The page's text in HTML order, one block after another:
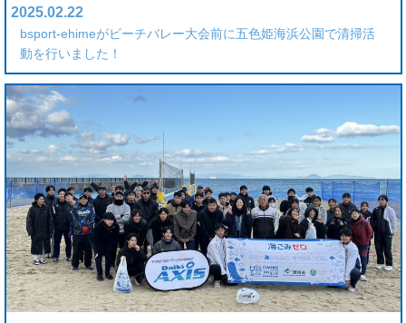
2025.02.22
bsport-ehimeがビーチバレー大会前に五色姫海浜公園で清掃活
動を行いました！